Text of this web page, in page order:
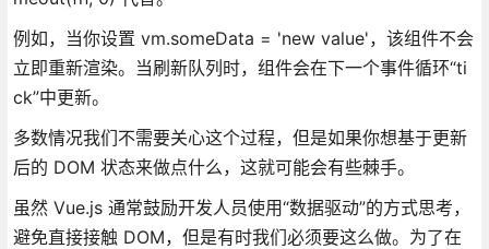
例如，当你设置 vm.someData = 'new value'，该组件不会
立即重新渲染。当刷新队列时，组件会在下一个事件循环“ti
ck”中更新。
多数情况我们不需要关心这个过程，但是如果你想基于更新
后的 DOM 状态来做点什么，这就可能会有些棘手。
虽然 Vue.js 通常鼓励开发人员使用“数据驱动”的方式思考，
避免直接接触 DOM，但是有时我们必须要这么做。为了在